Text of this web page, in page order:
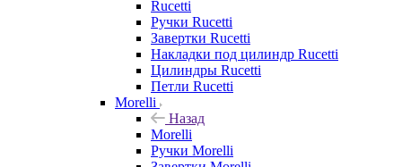
Rucetti
Ручки Rucetti
Завертки Rucetti
Накладки под цилиндр Rucetti
Цилиндры Rucetti
Петли Rucetti
Morelli
Назад
Morelli
Ручки Morelli